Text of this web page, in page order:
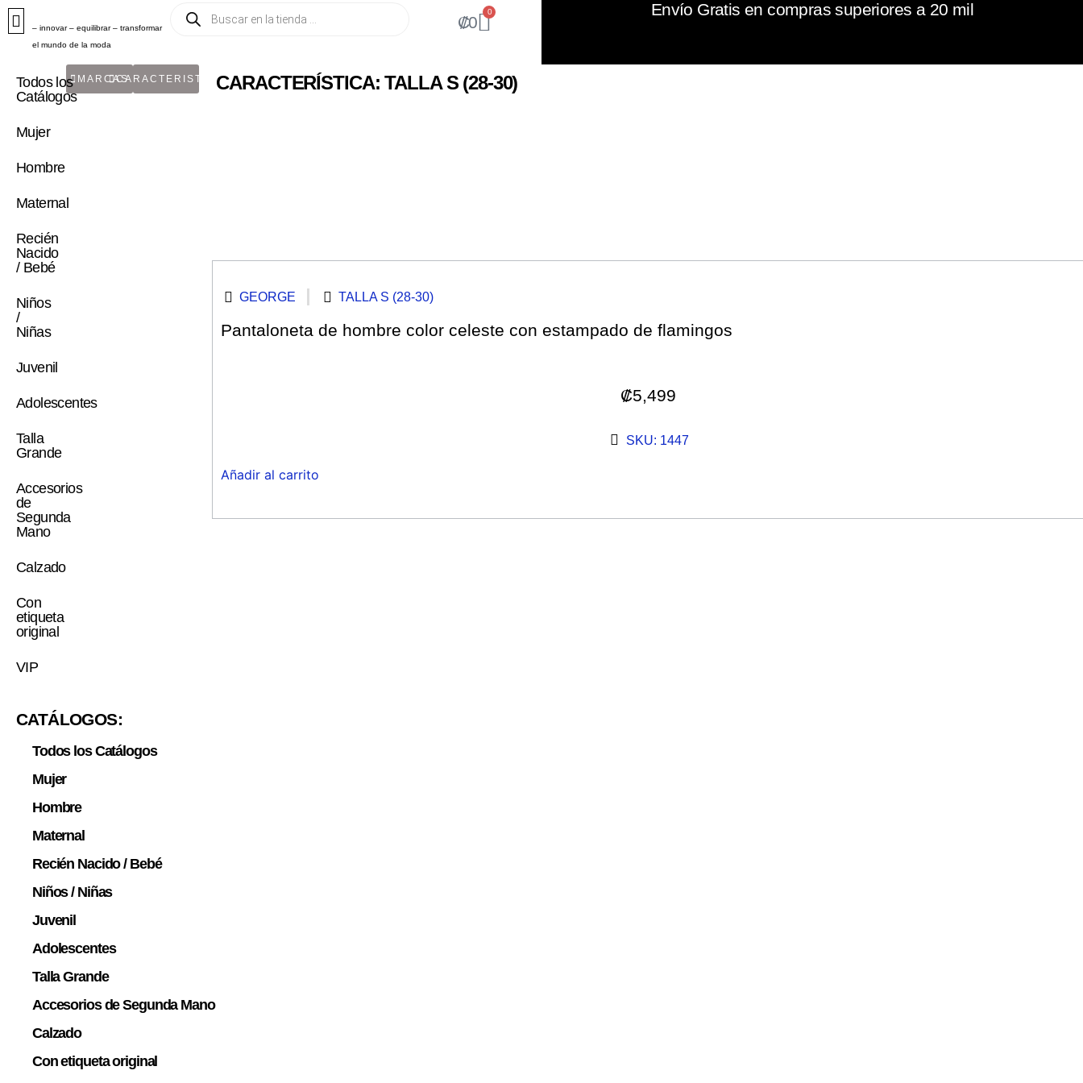
– innovar – equilibrar – transformar
el mundo de la moda
₡0
0 Envío Gratis en compras superiores a 20 mil
Todos los
Catálogos
Mujer
Hombre
Maternal
Recién
Nacido
/ Bebé
Niños
/
Niñas
Juvenil
Adolescentes
Talla
Grande
Accesorios
de
Segunda
Mano
Calzado
Con
etiqueta
original
VIP
MARCASCARACTERISTICACARACTERÍSTICA: TALLA S (28-30)
GEORGE TALLA S (28-30)
Pantaloneta de hombre color celeste con estampado de flamingos
₡5,499
SKU: 1447
Añadir al carrito
CATÁLOGOS:
Todos los Catálogos
Mujer
Hombre
Maternal
Recién Nacido / Bebé
Niños / Niñas
Juvenil
Adolescentes
Talla Grande
Accesorios de Segunda Mano
Calzado
Con etiqueta original